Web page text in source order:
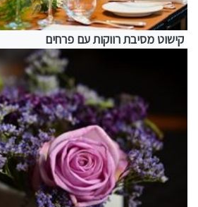
קישוט מסיבת רווקות עם פרחים